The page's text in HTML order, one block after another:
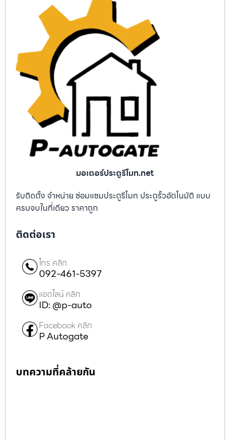
มอเตอร์ประตูรีโมท.net
รับติดตั้ง จำหน่าย ซ่อมแซมประตูรีโมท ประตูรั้วอัตโนมัติ แบบ
ครบจบในที่เดียว ราคาถูก
ติดต่อเรา
โทร คลิก
092-461-5397
แอดไลน์ คลิก
ID: @p-auto
Facebook คลิก
P Autogate
บทความที่คล้ายกัน